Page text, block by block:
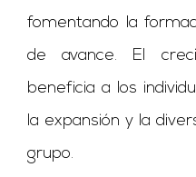
fomentando la
de avance. El
beneficia a los
la expansión y la
grupo.